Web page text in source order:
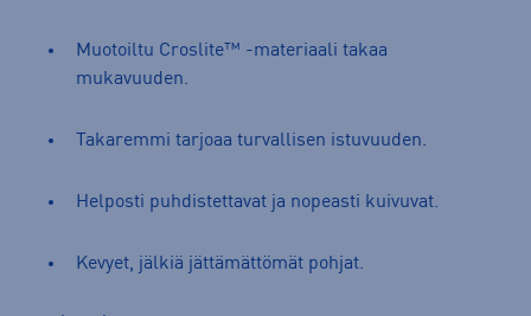
Muotoiltu Croslite™ -materiaali takaa
mukavuuden.
Takaremmi tarjoaa turvallisen istuvuuden.
Helposti puhdistettavat ja nopeasti kuivuvat.
Kevyet, jälkiä jättämättömät pohjat.